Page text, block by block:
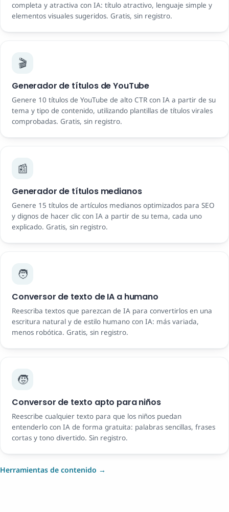
completa y atractiva con IA: título atractivo, lenguaje simple y
elementos visuales sugeridos. Gratis, sin registro.
🎬
Generador de títulos de YouTube
Genere 10 títulos de YouTube de alto CTR con IA a partir de su
tema y tipo de contenido, utilizando plantillas de títulos virales
comprobadas. Gratis, sin registro.
📰
Generador de títulos medianos
Genere 15 títulos de artículos medianos optimizados para SEO
y dignos de hacer clic con IA a partir de su tema, cada uno
explicado. Gratis, sin registro.
🧑
Conversor de texto de IA a humano
Reescriba textos que parezcan de IA para convertirlos en una
escritura natural y de estilo humano con IA: más variada,
menos robótica. Gratis, sin registro.
🧒
Conversor de texto apto para niños
Reescribe cualquier texto para que los niños puedan
entenderlo con IA de forma gratuita: palabras sencillas, frases
cortas y tono divertido. Sin registro.
Herramientas de contenido →